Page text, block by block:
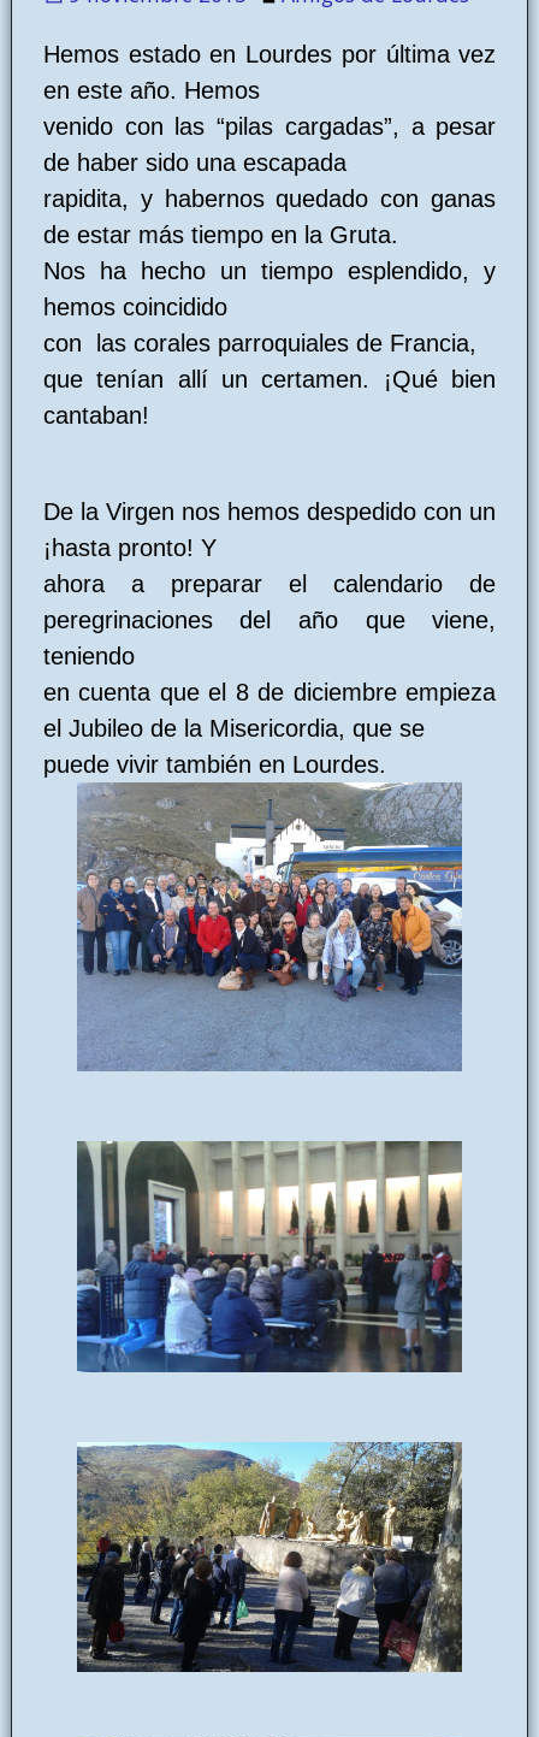
Hemos estado en Lourdes por última vez
en este año. Hemos
venido con las “pilas cargadas”, a pesar
de haber sido una escapada
rapidita, y habernos quedado con ganas
de estar más tiempo en la Gruta.
Nos ha hecho un tiempo esplendido, y
hemos coincidido
con las corales parroquiales de Francia,
que tenían allí un certamen. ¡Qué bien
cantaban!
De la Virgen nos hemos despedido con un
¡hasta pronto! Y
ahora a preparar el calendario de
peregrinaciones del año que viene,
teniendo
en cuenta que el 8 de diciembre empieza
el Jubileo de la Misericordia, que se
puede vivir también en Lourdes.